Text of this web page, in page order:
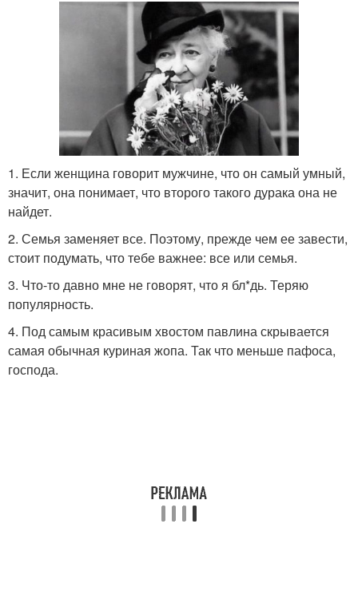
1. Если женщина говорит мужчине, что он самый умный,
значит, она понимает, что второго такого дурака она не
найдет.
2. Семья заменяет все. Поэтому, прежде чем ее завести,
стоит подумать, что тебе важнее: все или семья.
3. Что-то давно мне не говорят, что я бл*дь. Теряю
популярность.
4. Под самым красивым хвостом павлина скрывается
самая обычная куриная жопа. Так что меньше пафоса,
господа.